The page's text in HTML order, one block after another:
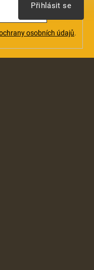
osobních údajů.
Přihlásit se